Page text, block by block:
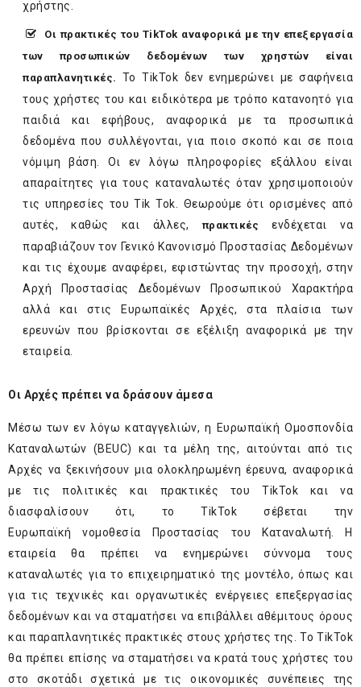
χρήστης.
Οι πρακτικές του TikTok αναφορικά με την επεξεργασία
των προσωπικών δεδομένων των χρηστών είναι
παραπλανητικές. Το TikTok δεν ενημερώνει με σαφήνεια
τους χρήστες του και ειδικότερα με τρόπο κατανοητό για
παιδιά και εφήβους, αναφορικά με τα προσωπικά
δεδομένα που συλλέγονται, για ποιο σκοπό και σε ποια
νόμιμη βάση. Οι εν λόγω πληροφορίες εξάλλου είναι
απαραίτητες για τους καταναλωτές όταν χρησιμοποιούν
τις υπηρεσίες του Tik Tok. Θεωρούμε ότι ορισμένες από
αυτές, καθώς και άλλες,πρακτικές
ενδέχεται να
παραβιάζουν τον Γενικό Κανονισμό Προστασίας Δεδομένων
και τις έχουμε αναφέρει, εφιστώντας την προσοχή, στην
Αρχή Προστασίας Δεδομένων Προσωπικού Χαρακτήρα
αλλά και στις Ευρωπαϊκές Αρχές, στα πλαίσια των
ερευνών που βρίσκονται σε εξέλιξη αναφορικά με την
εταιρεία.
Οι Αρχές πρέπει να δράσουν άμεσα
Μέσω των εν λόγω καταγγελιών, η Ευρωπαϊκή Ομοσπονδία
Καταναλωτών (BEUC) και τα μέλη της, αιτούνται από τις
Αρχές να ξεκινήσουν μια ολοκληρωμένη έρευνα, αναφορικά
με τις πολιτικές και πρακτικές του TikTok και να
διασφαλίσουν ότι, το TikTok σέβεται την
Ευρωπαϊκή νομοθεσία Προστασίας του Καταναλωτή. Η
εταιρεία θα πρέπει να ενημερώνει σύννομα τους
καταναλωτές για το επιχειρηματικό της μοντέλο, όπως και
για τις τεχνικές και οργανωτικές ενέργειες επεξεργασίας
δεδομένων και να σταματήσει να επιβάλλει αθέμιτους όρους
και παραπλανητικές πρακτικές στους χρήστες της. Το TikTok
θα πρέπει επίσης να σταματήσει να κρατά τους χρήστες του
στο σκοτάδι σχετικά με τις οικονομικές συνέπειες της